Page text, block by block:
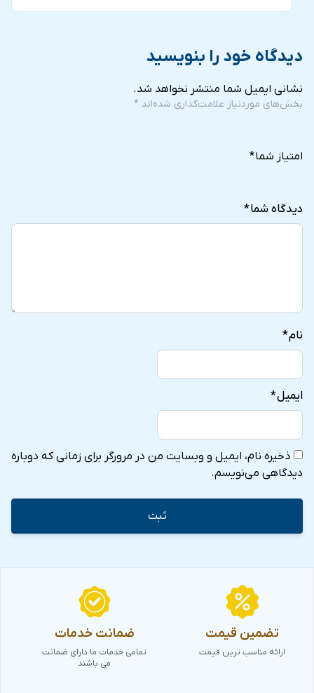
دیدگاه خود را بنویسید
نشانی ایمیل شما منتشر نخواهد شد.
بخش‌های موردنیاز علامت‌گذاری شده‌اند *
امتیاز شما*
دیدگاه شما*
نام*
ایمیل*
ذخیره نام، ایمیل و وبسایت من در مرورگر برای زمانی که دوباره
دیدگاهی می‌نویسم.
تضمین قیمت
ارائه مناسب ترین قیمت
ضمانت خدمات
تمامی خدمات ما دارای ضمانت
می باشند